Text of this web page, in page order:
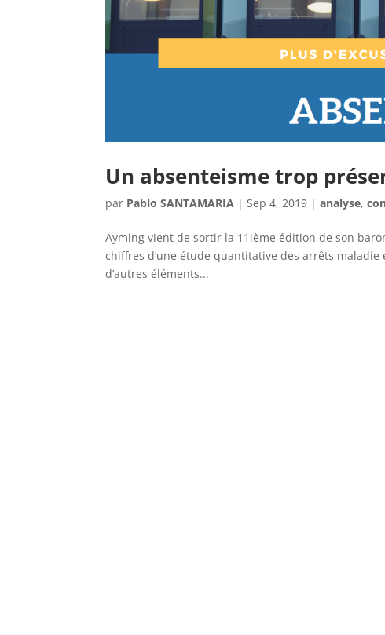
Un absenteisme trop
par Pablo SANTAMARIA |Sep 4, 2019 |analyse,
Ayming vient de sortir la 11ième édition de son
chiffres d’une étude quantitative des arrêts maladie
d’autres éléments...